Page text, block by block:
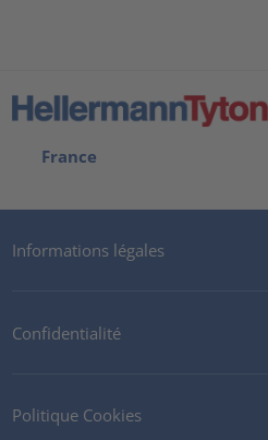
France
Informations légales
Confidentialité
Politique Cookies